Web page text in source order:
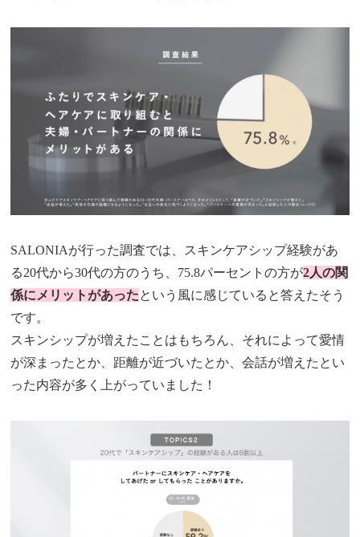
SALONIAが行った調査では、スキンケアシップ経験があ
る20代から30代の方のうち、75.8パーセントの方が2人の関
係にメリットがあったという風に感じていると答えたそう
です。
スキンシップが増えたことはもちろん、それによって愛情
が深まったとか、距離が近づいたとか、会話が増えたとい
った内容が多く上がっていました！